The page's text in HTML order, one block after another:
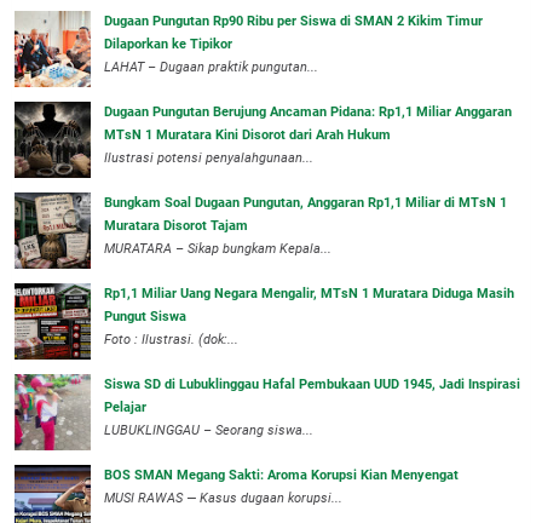
Dugaan Pungutan Rp90 Ribu per Siswa di SMAN 2 Kikim Timur
Dilaporkan ke Tipikor
LAHAT – Dugaan praktik pungutan...
Dugaan Pungutan Berujung Ancaman Pidana: Rp1,1 Miliar Anggaran
MTsN 1 Muratara Kini Disorot dari Arah Hukum
Ilustrasi potensi penyalahgunaan...
Bungkam Soal Dugaan Pungutan, Anggaran Rp1,1 Miliar di MTsN 1
Muratara Disorot Tajam
‎MURATARA – Sikap bungkam Kepala...
‎Rp1,1 Miliar Uang Negara Mengalir, MTsN 1 Muratara Diduga Masih
Pungut Siswa
Foto : Ilustrasi. (dok:...
Siswa SD di Lubuklinggau Hafal Pembukaan UUD 1945, Jadi Inspirasi
Pelajar
LUBUKLINGGAU – Seorang siswa...
BOS SMAN Megang Sakti: Aroma Korupsi Kian Menyengat
MUSI RAWAS — Kasus dugaan korupsi...